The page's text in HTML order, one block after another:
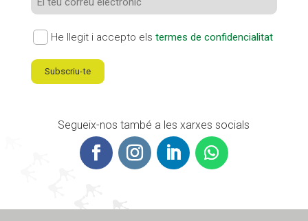
He llegit i accepto elstermes de confidencialitat
Subscriu-te
Segueix-nos també a les xarxes socials